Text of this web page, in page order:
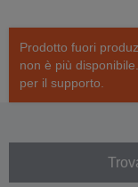
Prodotto fuori
non è più
per il supporto.